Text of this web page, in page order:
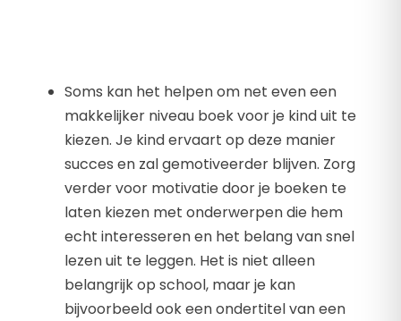
Soms kan het helpen om net even een
makkelijker niveau boek voor je kind uit te
kiezen. Je kind ervaart op deze manier
succes en zal gemotiveerder blijven. Zorg
verder voor motivatie door je boeken te
laten kiezen met onderwerpen die hem
echt interesseren en het belang van snel
lezen uit te leggen. Het is niet alleen
belangrijk op school, maar je kan
bijvoorbeeld ook een ondertitel van een